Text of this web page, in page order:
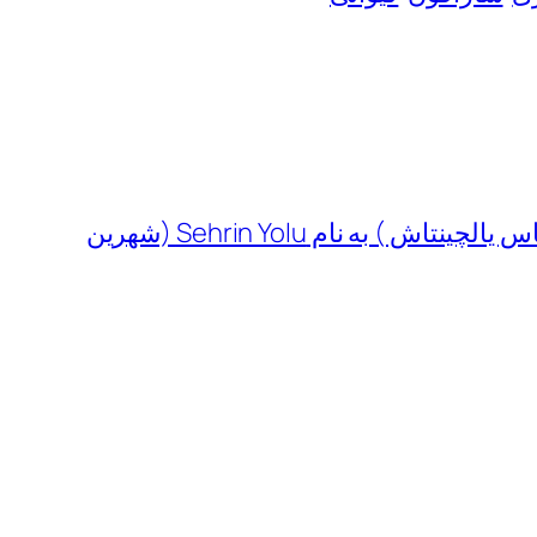
دانلود آهنگ جدید Ilyas Yalcintas ( الیاس یالچینتاش ) به نام Sehrin Yolu (شهرین